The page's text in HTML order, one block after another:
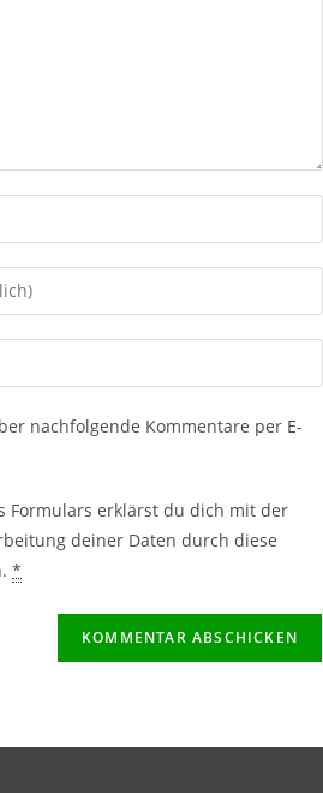
nachfolgende Kommentare per E-
Formulars erklärst du dich mit der
deiner Daten durch diese
*